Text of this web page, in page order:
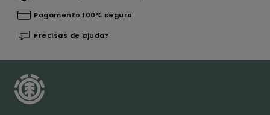
Pagamento 100% seguro
Precisas de ajuda?